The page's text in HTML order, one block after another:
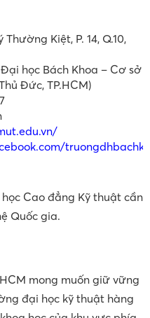
Thường Kiệt, P. 14, Q.10,
học Bách Khoa – Cơ sở
Đức, TP.HCM)
Cao đẳng Kỹ thuật cần
Quốc gia.
mong muốn giữ vững
đại học kỹ thuật hàng